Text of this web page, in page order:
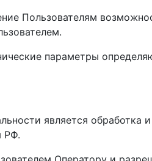
Пользователям
параметры
является
РФ.